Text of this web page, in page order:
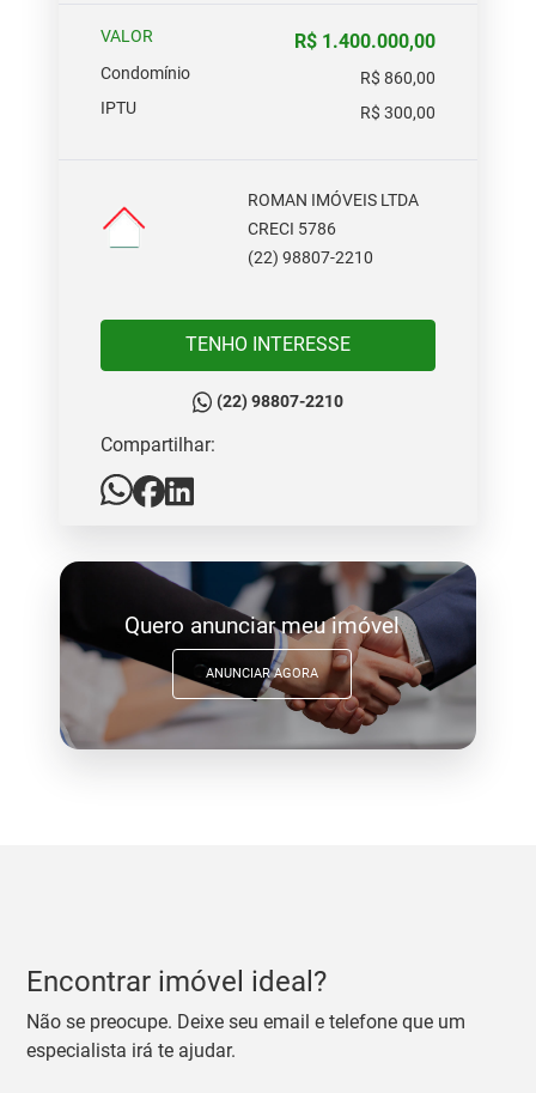
VALOR R$ 1.400.000,00
Condomínio
R$ 860,00
IPTU
R$ 300,00
ROMAN IMÓVEIS LTDA
CRECI 5786
(22) 98807-2210
TENHO INTERESSE
(22) 98807-2210
Compartilhar:
Quero anunciar meu imóvel
ANUNCIAR AGORA
Encontrar imóvel ideal?
Não se preocupe. Deixe seu email e telefone que um
especialista irá te ajudar.